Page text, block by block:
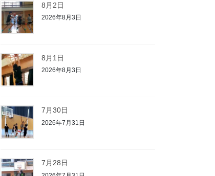
8月2日
2026年8月3日
8月1日
2026年8月3日
7月30日
2026年7月31日
7月28日